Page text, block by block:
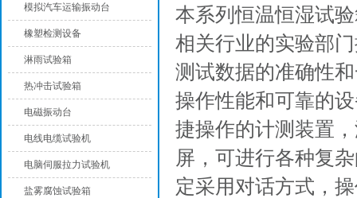
本系列恒温恒湿试
相关行业的实验部
测试数据的准确性
操作性能和可靠的
捷操作的计测装置
屏，可进行各种复
定采用对话方式，
模拟汽车运输振动台
橡塑检测设备
淋雨试验箱
热冲击试验箱
电磁振动台
电线电缆试验机
电脑伺服拉力试验机
盐雾腐蚀试验箱